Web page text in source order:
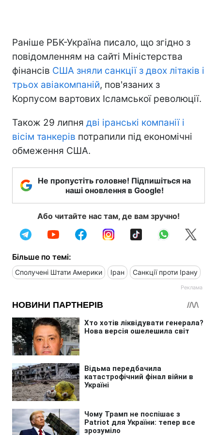
Раніше РБК-Україна писало, що згідно з
повідомленням на сайті Міністерства
фінансів США зняли санкції з двох літаків і
трьох авіакомпаній, пов'язаних з
Корпусом вартових Ісламської революції.
Також 29 липня дві іранські компанії і
вісім танкерів потрапили під економічні
обмеження США.
Не пропустіть головне! Підпишіться на
наші оновлення в Google!
Або читайте нас там, де вам зручно!
Більше по темі:
Сполучені Штати Америки Іран Санкції проти Ірану